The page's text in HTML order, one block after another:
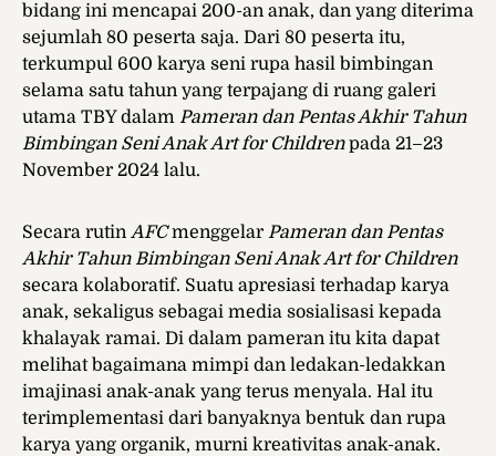
bidang ini mencapai 200-an anak, dan yang diterima
sejumlah 80 peserta saja. Dari 80 peserta itu,
terkumpul 600 karya seni rupa hasil bimbingan
selama satu tahun yang terpajang di ruang galeri
utama TBY dalam Pameran dan Pentas Akhir Tahun
Bimbingan Seni Anak Art for Childrenpada 21–23
November 2024 lalu.
Secara rutin AFCmenggelar Pameran dan Pentas
Akhir Tahun Bimbingan Seni Anak Art for Children
secara kolaboratif. Suatu apresiasi terhadap karya
anak, sekaligus sebagai media sosialisasi kepada
khalayak ramai. Di dalam pameran itu kita dapat
melihat bagaimana mimpi dan ledakan-ledakkan
imajinasi anak-anak yang terus menyala. Hal itu
terimplementasi dari banyaknya bentuk dan rupa
karya yang organik, murni kreativitas anak-anak.